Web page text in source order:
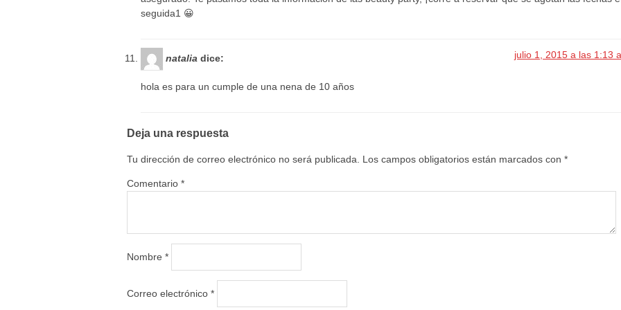
seguida1 😀
natalia dice: julio 1, 2015 a las 1:13
hola es para un cumple de una nena de 10 años
Deja una respuesta
Tu dirección de correo electrónico no será publicada. Los campos obligatorios están marcados con *
Comentario *
Nombre *
Correo electrónico *